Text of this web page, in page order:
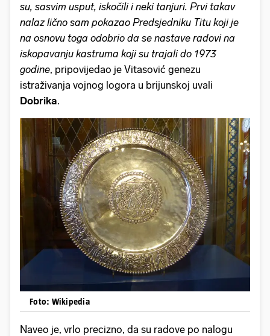
su, sasvim usput, iskočili i neki tanjuri. Prvi takav
nalaz lično sam pokazao Predsjedniku Titu koji je
na osnovu toga odobrio da se nastave radovi na
iskopavanju kastruma koji su trajali do 1973
godine, pripovijedao je Vitasović genezu
istraživanja vojnog logora u brijunskoj uvali
Dobrika.
Foto: Wikipedia
Naveo je, vrlo precizno, da su radove po nalogu